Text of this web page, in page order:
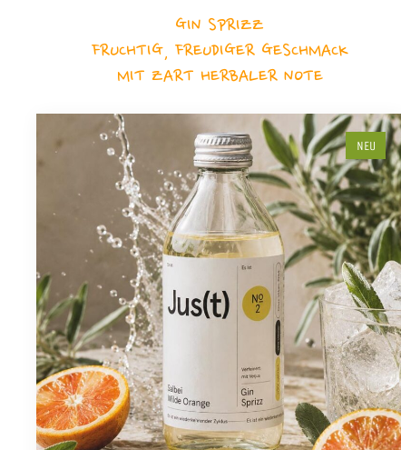
GIN SPRIZZ
FRUCHTIG, FREUDIGER GESCHMACK
MIT ZART HERBALER NOTE
NEU